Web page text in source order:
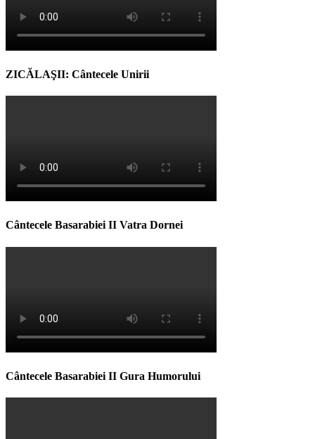
ZICĂLAŞII: Cântecele Unirii
Cântecele Basarabiei II Vatra Dornei
Cântecele Basarabiei II Gura Humorului